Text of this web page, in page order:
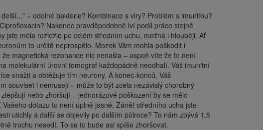
= odolné bakterie? Kombinace s viry? Problém s imunitou?
Nakonec pravděpodobně lví podíl práce stejně
jste měla rozlezlé po celém středním uchu, možná i hlouběji. Ať
to určitě neprospělo. Mozek Vám mohla poškodit i
magnetická rezonance nic nenašla – aspoň víte že to není
molekulární úrovni tomograf každopádně neodhalí. Váš imunitní
snažit a obtěžuje tím neurony. A konec-konců, Váš
souviset i nemusejí – může to být zcela nezávislý chorobný
nebo zhoršují – jednorázové poškození by se mělo
dotazu to není úplně jasné. Zánět středního ucha jste
utichly a další se objevily po dalším půlroce? To nám zbývá 1,5
trochu nesedí. To se to bude asi spíše zhoršovat.